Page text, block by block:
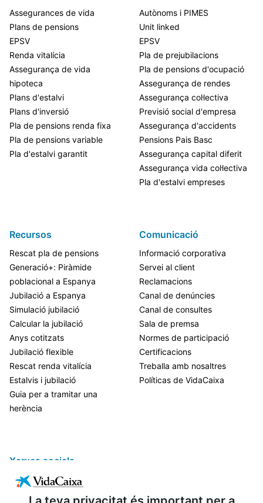
Assegurances de vida
Plans de pensions
EPSV
Renda vitalícia
Assegurança de vida
hipoteca
Plans d'estalvi
Plans d'inversió
Pla de pensions renda fixa
Pla de pensions variable
Pla d'estalvi garantit
Autònoms i PIMES
Unit linked
EPSV
Pla de prejubilacions
Pla de pensions d'ocupació
Assegurança de rendes
Assegurança col·lectiva
Previsió social d'empresa
Assegurança d'accidents
Pensions Pais Basc
Assegurança capital diferit
Assegurança vida col·lectiva
Pla d'estalvi empreses
Recursos
Rescat pla de pensions
Generació+: Piràmide
poblacional a Espanya
Jubilació a Espanya
Simulació jubilació
Calcular la jubilació
Anys cotitzats
Jubilació flexible
Rescat renda vitalícia
Estalvis i jubilació
Guia per a tramitar una
herència
Comunicació
Informació corporativa
Servei al client
Reclamacions
Canal de denúncies
Canal de consultes
Sala de premsa
Normes de participació
Certificacions
Treballa amb nosaltres
Políticas de VidaCaixa
Xarxes socials